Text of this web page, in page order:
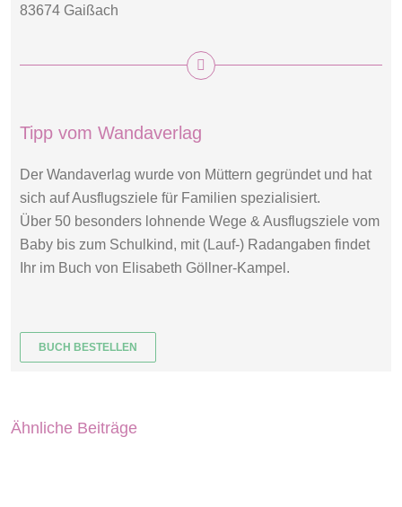
83674 Gaißach
Tipp vom Wandaverlag
Der Wandaverlag wurde von Müttern gegründet und hat
sich auf Ausflugsziele für Familien spezialisiert.
Über 50 besonders lohnende Wege & Ausflugsziele vom
Baby bis zum Schulkind, mit (Lauf-) Radangaben findet
Ihr im Buch von Elisabeth Göllner-Kampel.
BUCH BESTELLEN
Ähnliche Beiträge